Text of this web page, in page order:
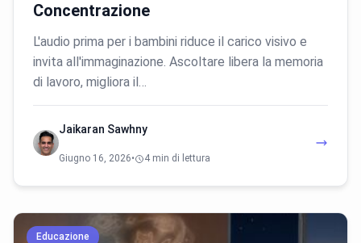
Concentrazione
L'audio prima per i bambini riduce il carico visivo e
invita all'immaginazione. Ascoltare libera la memoria
di lavoro, migliora il…
Jaikaran Sawhny
Giugno 16, 2026• 4 min di lettura
Educazione